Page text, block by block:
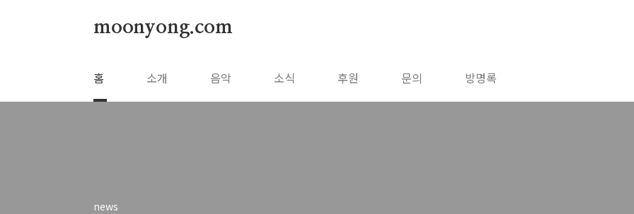
moonyong.com
홈 소개 음악 소식 후원 문의 방명록
news